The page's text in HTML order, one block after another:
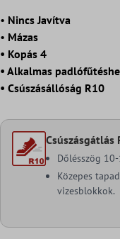
• Nincs Javítva
• Mázas
• Kopás 4
• Alkalmas
• Csúszásállóság R10
Csúszásgátlás
Dőlésszög
Közepes
vizesblokkok.